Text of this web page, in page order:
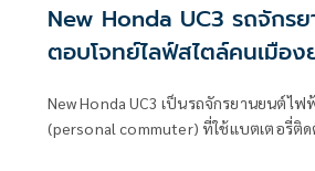
New Honda UC3 รถจักร
ตอบโจทย์ไลฟ์สไตล์คนเมือง
New Honda UC3 เป็นรถจักรยานยนต์ไฟ
(personal commuter) ที่ใช้แบตเตอรี่ติ